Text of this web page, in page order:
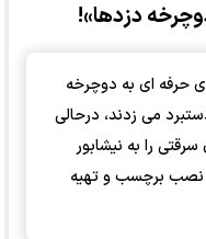
دزدها»!
حرفه ای به دوچرخه
می زدند، درحالی
را به نیشابور
نصب برچسب و تهیه